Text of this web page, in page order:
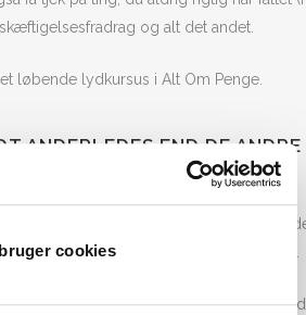
cookies
og alt det andet.
løbende lydkursus i Alt Om Penge.
ANDERLEDES END DE ANDRE
interview-format. Det gør denne her ikke.
en masse eksperter, der har skrevet
og gode indhold til dig lydformat.
er kortere og langt mere kompakte, end